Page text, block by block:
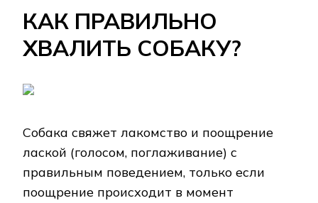
КАК ПРАВИЛЬНО
ХВАЛИТЬ СОБАКУ?
Собака свяжет лакомство и поощрение
лаской (голосом, поглаживание) с
правильным поведением, только если
поощрение происходит в момент